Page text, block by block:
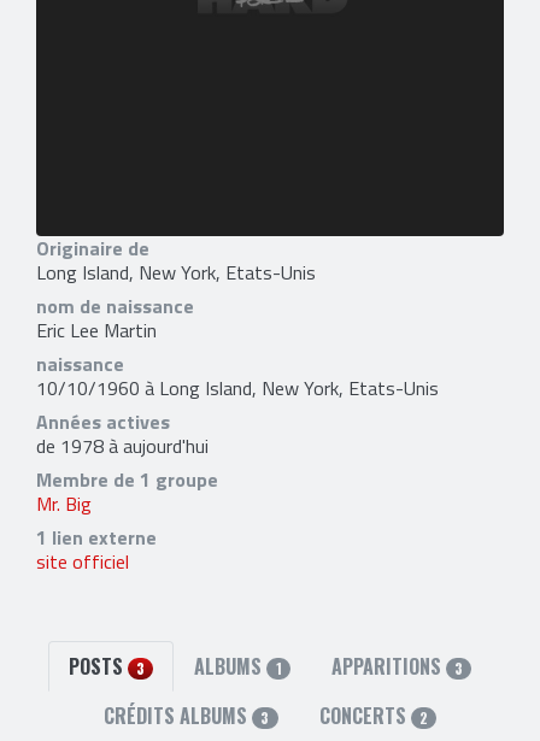
Originaire de
Long Island, New York, Etats-Unis
nom de naissance
Eric Lee Martin
naissance
10/10/1960 à Long Island, New York, Etats-Unis
Années actives
de 1978 à aujourd'hui
Membre de 1 groupe
Mr. Big
1 lien externe
site officiel
POSTS 3 ALBUMS 1 APPARITIONS 3
CRÉDITS ALBUMS 3 CONCERTS 2